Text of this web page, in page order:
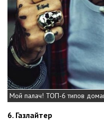
Мой палач! ТОП-6 типов
6. Газлайтер